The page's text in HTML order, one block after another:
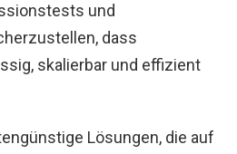
und
dass
skalierbar und effizient
Lösungen, die auf